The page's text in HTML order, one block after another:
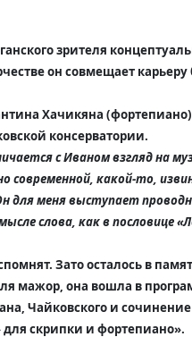
зрителя
он совмещает
Хачикяна (фортепиано)
консерватории.
с Иваном взгляд на
современной, какой-то,
для меня выступает
слова, как в пословице
Зато осталось в
мажор, она вошла в
Чайковского и
скрипки и фортепиано».